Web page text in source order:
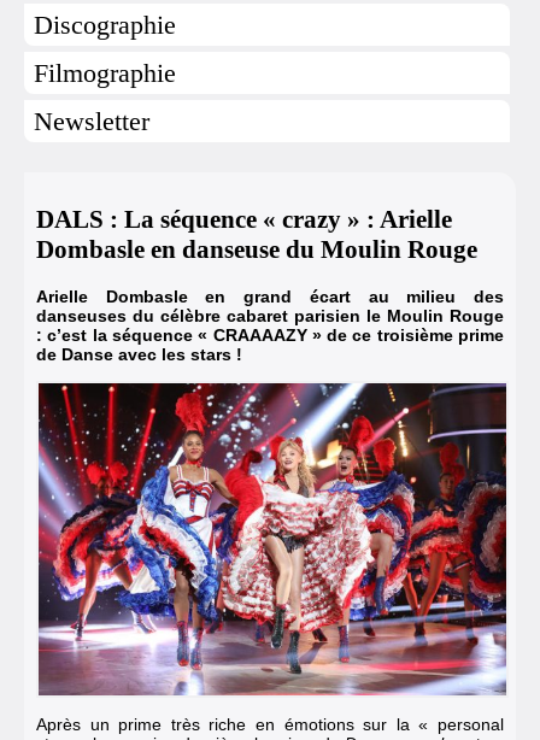
Discographie
Filmographie
Newsletter
DALS : La séquence « crazy » : Arielle
Dombasle en danseuse du Moulin Rouge
Arielle Dombasle en grand écart au milieu des
danseuses du célèbre cabaret parisien le Moulin Rouge
: c’est la séquence « CRAAAAZY » de ce troisième prime
de Danse avec les stars !
Après un prime très riche en émotions sur la « personal